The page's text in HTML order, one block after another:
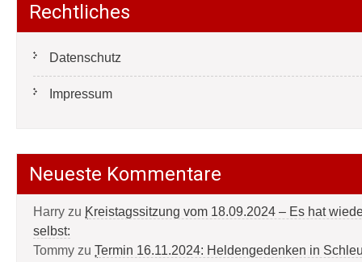
Rechtliches
Datenschutz
Impressum
Neueste Kommentare
Harry zu Kreistagssitzung vom 18.09.2024 – Es hat
selbst:
Tommy zu Termin 16.11.2024: Heldengedenken in